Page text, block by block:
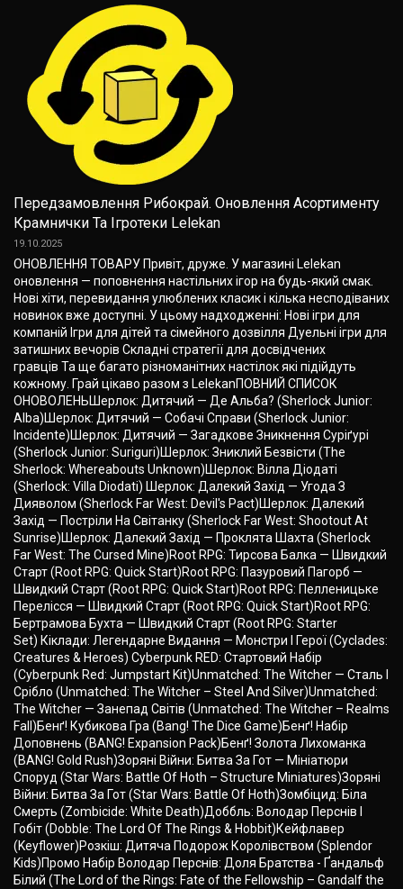
Передзамовлення Рибокрай. Оновлення Асортименту
Крамнички Та Ігротеки Lelekan
19.10.2025
ОНОВЛЕННЯ ТОВАРУ Привіт, друже. У магазині Lelekan
оновлення — поповнення настільних ігор на будь-який смак.
Нові хіти, перевидання улюблених класик і кілька несподіваних
новинок вже доступні. У цьому надходженні: Нові ігри для
компаній Ігри для дітей та сімейного дозвілля Дуельні ігри для
затишних вечорів Складні стратегії для досвідчених
гравців Та ще багато різноманітних настілок які підійдуть
кожному. Грай цікаво разом з LelekanПОВНИЙ СПИСОК
ОНОВОЛЕНЬШерлок: Дитячий — Де Альба? (Sherlock Junior:
Alba)Шерлок: Дитячий — Собачі Cправи (Sherlock Junior:
Incidente)Шерлок: Дитячий — Загадкове Зникнення Суріґурі
(Sherlock Junior: Suriguri)Шерлок: Зниклий Безвісти (The
Sherlock: Whereabouts Unknown)Шерлок: Вілла Діодаті
(Sherlock: Villa Diodati) Шерлок: Далекий Захід — Угода З
Дияволом (Sherlock Far West: Devil's Pact)Шерлок: Далекий
Захід — Постріли На Світанку (Sherlock Far West: Shootout At
Sunrise)Шерлок: Далекий Захід — Проклята Шахта (Sherlock
Far West: The Cursed Mine)Root RPG: Тирсова Балка — Швидкий
Старт (Root RPG: Quick Start)Root RPG: Пазуровий Пагорб —
Швидкий Старт (Root RPG: Quick Start)Root RPG: Пелленицьке
Перелісся — Швидкий Cтарт (Root RPG: Quick Start)Root RPG:
Бертрамова Бухта — Швидкий Старт (Root RPG: Starter
Set) Кіклади: Легендарне Видання — Монстри І Герої (Cyclades:
Creatures & Heroes) Cyberpunk RED: Стартовий Набір
(Cyberpunk Red: Jumpstart Kit)Unmatched: The Witcher — Сталь І
Срібло (Unmatched: The Witcher – Steel And Silver)Unmatched:
The Witcher — Занепад Світів (Unmatched: The Witcher – Realms
Fall)Бенґ! Кубикова Гра (Bang! The Dice Game)Бенґ! Набір
Доповнень (BANG! Expansion Pack)Бенґ! Золота Лихоманка
(BANG! Gold Rush)Зоряні Війни: Битва За Гот — Мініатюри
Споруд (Star Wars: Battle Of Hoth – Structure Miniatures)Зоряні
Війни: Битва За Гот (Star Wars: Battle Of Hoth)Зомбіцид: Біла
Смерть (Zombicide: White Death)Доббль: Володар Перснів І
Гобіт (Dobble: The Lord Of The Rings & Hobbit)Кейфлавер
(Keyflower)Розкіш: Дитяча Подорож Королівством (Splendor
Kids)Промо Набір Володар Перснів: Доля Братства - Ґандальф
Білий (The Lord of the Rings: Fate of the Fellowship – Gandalf the